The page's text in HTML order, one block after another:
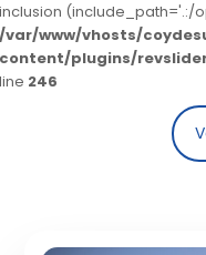
inclusion
/var/www/vhosts/
content/plugins/
line 246